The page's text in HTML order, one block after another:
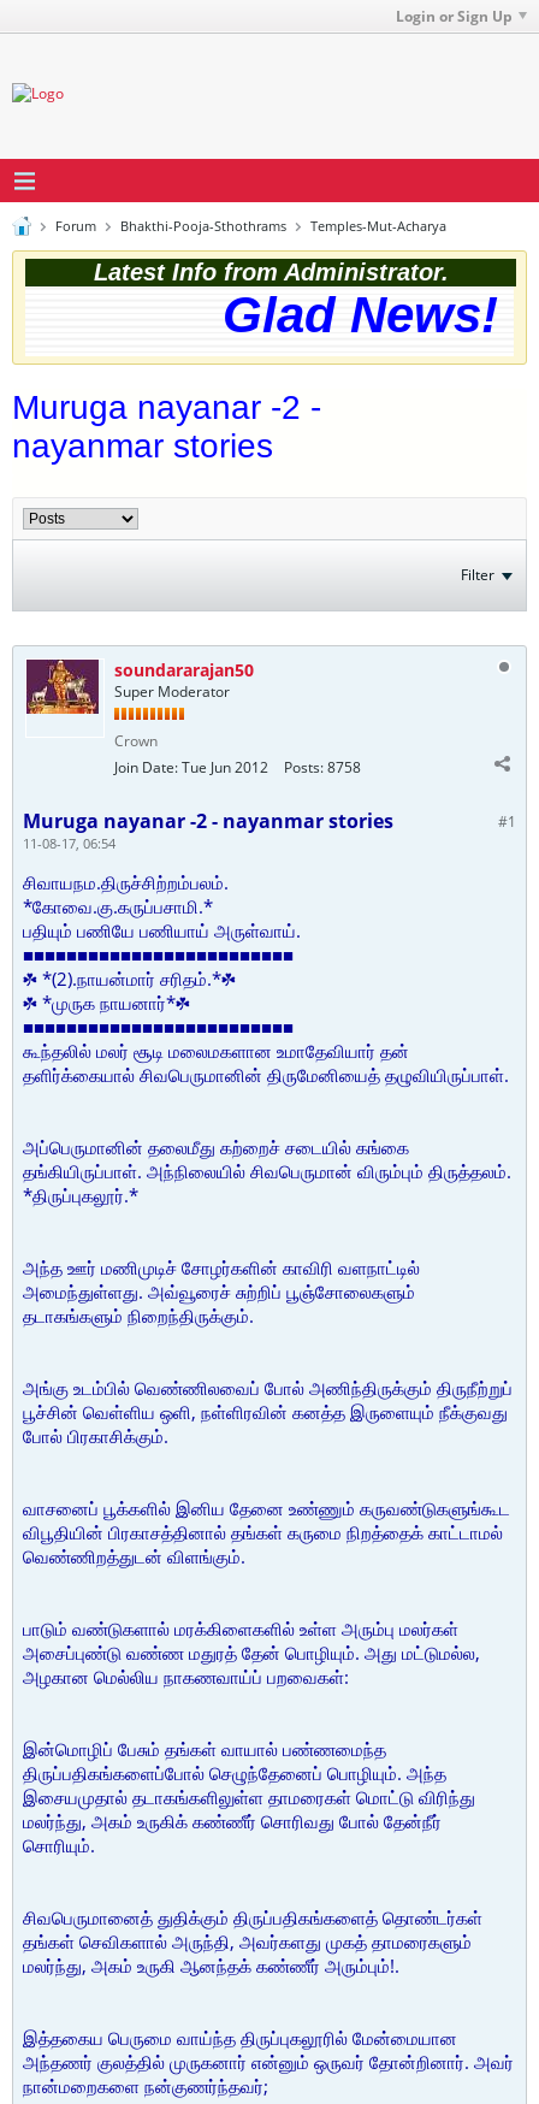
Login or Sign Up
Forum Bhakthi-Pooja-Sthothrams Temples-Mut-Acharya
Latest Info from Administrator.
Glad News!
Muruga nayanar -2 -
nayanmar stories
Filter
soundararajan50
Super Moderator
Crown
Join Date:Tue Jun 2012 Posts:8758
#1
Muruga nayanar -2 - nayanmar stories
11-08-17, 06:54
சிவாயநம.திருச்சிற்றம்பலம்.
*கோவை.கு.கருப்பசாமி.*
பதியும் பணியே பணியாய் அருள்வாய்.
■■■■■■■■■■■■■■■■■■■■■■■■■
☘ *(2).நாயன்மார் சரிதம்.*☘
☘ *முருக நாயனார்*☘
■■■■■■■■■■■■■■■■■■■■■■■■■
கூந்தலில் மலர் சூடி மலைமகளான உமாதேவியார் தன்
தளிர்க்கையால் சிவபெருமானின் திருமேனியைத் தழுவியிருப்பாள்.
அப்பெருமானின் தலைமீது கற்றைச் சடையில் கங்கை
தங்கியிருப்பாள். அந்நிலையில் சிவபெருமான் விரும்பும் திருத்தலம்.
*திருப்புகலூர்.*
அந்த ஊர் மணிமுடிச் சோழர்களின் காவிரி வளநாட்டில்
அமைந்துள்ளது. அவ்வூரைச் சுற்றிப் பூஞ்சோலைகளும்
தடாகங்களும் நிறைந்திருக்கும்.
அங்கு உடம்பில் வெண்ணிலவைப் போல் அணிந்திருக்கும் திருநீற்றுப்
பூச்சின் வெள்ளிய ஒளி, நள்ளிரவின் கனத்த இருளையும் நீக்குவது
போல் பிரகாசிக்கும்.
வாசனைப் பூக்களில் இனிய தேனை உண்ணும் கருவண்டுகளுங்கூட
விபூதியின் பிரகாசத்தினால் தங்கள் கருமை நிறத்தைக் காட்டாமல்
வெண்ணிறத்துடன் விளங்கும்.
பாடும் வண்டுகளால் மரக்கிளைகளில் உள்ள அரும்பு மலர்கள்
அசைப்புண்டு வண்ண மதுரத் தேன் பொழியும். அது மட்டுமல்ல,
அழகான மெல்லிய நாகணவாய்ப் பறவைகள்:
இன்மொழிப் பேசும் தங்கள் வாயால் பண்ணமைந்த
திருப்பதிகங்களைப்போல் செழுந்தேனைப் பொழியும். அந்த
இசையமுதால் தடாகங்களிலுள்ள தாமரைகள் மொட்டு விரிந்து
மலர்ந்து, அகம் உருகிக் கண்ணீர் சொரிவது போல் தேன்நீர்
சொரியும்.
சிவபெருமானைத் துதிக்கும் திருப்பதிகங்களைத் தொண்டர்கள்
தங்கள் செவிகளால் அருந்தி, அவர்களது முகத் தாமரைகளும்
மலர்ந்து, அகம் உருகி ஆனந்தக் கண்ணீர் அரும்பும்!.
இத்தகைய பெருமை வாய்ந்த திருப்புகலூரில் மேன்மையான
அந்தணர் குலத்தில் முருகனார் என்னும் ஒருவர் தோன்றினார். அவர்
நான்மறைகளை நன்குணர்ந்தவர்;